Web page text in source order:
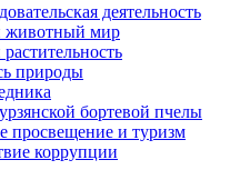
деятельность
животный мир
природы
бортевой пчелы
просвещение и туризм
коррупции